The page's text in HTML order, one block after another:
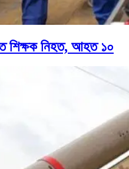
শিক্ষক নিহত, আহত ১০